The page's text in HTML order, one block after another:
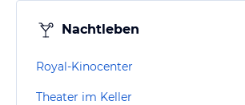
Nachtleben
Royal-Kinocenter
Theater im Keller